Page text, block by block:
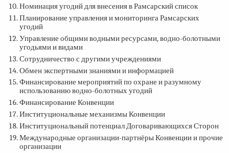
Номинация угодий для внесения в Рамсарский список
Планирование управления и мониторинга Рамсарских
угодий
Управление общими водными ресурсами, водно-болотными
угодьями и видами
Сотрудничество с другими учреждениями
Обмен экспертными знаниями и информацией
Финансирование мероприятий по охране и разумному
использованию водно-болотных угодий
Финансирование Конвенции
Институциональные механизмы Конвенции
Институциональный потенциал Договаривающихся Сторон
Международные организации-партнёры Конвенции и прочие
организации